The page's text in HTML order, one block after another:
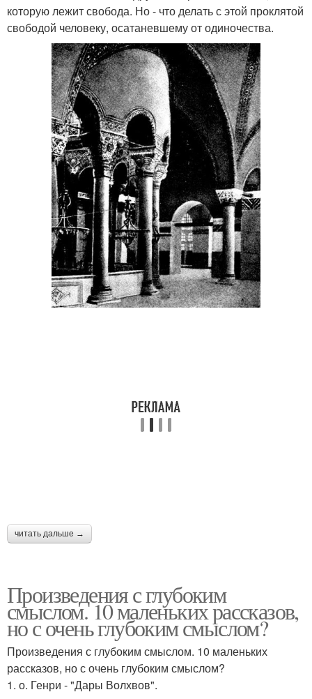
которую лежит свобода. Но - что делать с этой проклятой
свободой человеку, осатаневшему от одиночества.
читать дальше →
Произведения с глубоким
смыслом. 10 маленьких рассказов,
но с очень глубоким смыслом?
Произведения с глубоким смыслом. 10 маленьких
рассказов, но с очень глубоким смыслом?
1. о. Генри - "Дары Волхвов".